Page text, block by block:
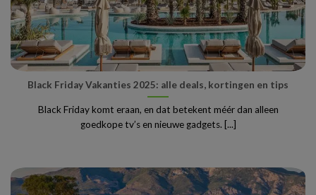
Black Friday Vakanties 2025: alle deals, kortingen en tips
Black Friday komt eraan, en dat betekent méér dan alleen
goedkope tv’s en nieuwe gadgets. [...]